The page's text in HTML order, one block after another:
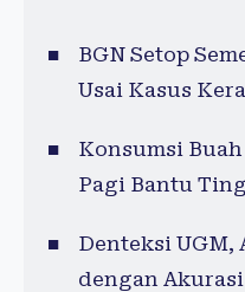
BGN Setop
Usai Kasus
Konsumsi
Pagi Bantu
Denteksi UGM,
dengan Akurasi